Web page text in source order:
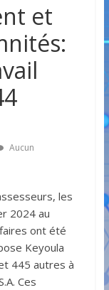
et
Aucun
les
2024 au
ont été
Keyoula
445 autres à
Ces